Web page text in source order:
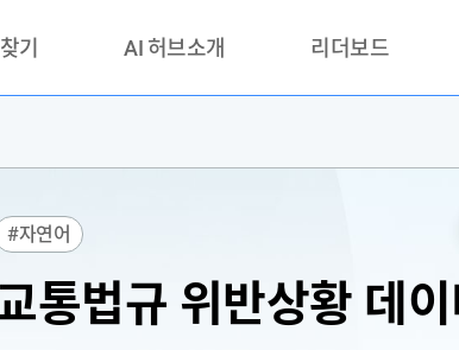
기 AI 허브소개
안심존이란?
리더보드
#자연어
통법규 위반상황 데